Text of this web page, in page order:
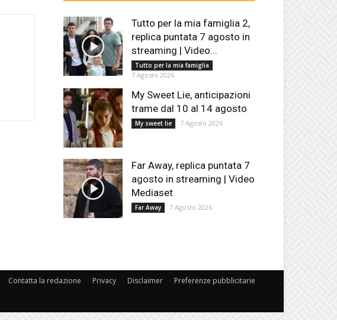
Tutto per la mia famiglia 2,
replica puntata 7 agosto in
streaming | Video...
Tutto per la mia famiglia
7 Agosto 2026
My Sweet Lie, anticipazioni
trame dal 10 al 14 agosto
My sweet lie 7 Agosto 2026
Far Away, replica puntata 7
agosto in streaming | Video
Mediaset
Far Away 7 Agosto 2026
Contatta la redazione Privacy Disclaimer Preferenze pubblicitarie